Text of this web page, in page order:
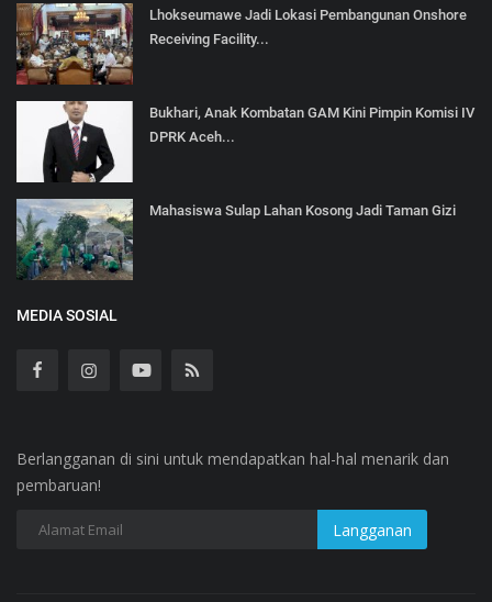
Lhokseumawe Jadi Lokasi Pembangunan Onshore
Receiving Facility...
Bukhari, Anak Kombatan GAM Kini Pimpin Komisi IV
DPRK Aceh...
Mahasiswa Sulap Lahan Kosong Jadi Taman Gizi
MEDIA SOSIAL
Berlangganan di sini untuk mendapatkan hal-hal menarik dan
pembaruan!